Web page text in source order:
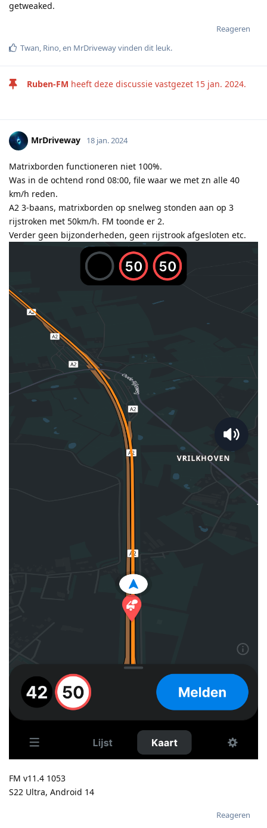
getweaked.
Reageren
Twan, Rino, en MrDrivewayvinden dit leuk.
Ruben-FM heeft deze discussie vastgezet 15 jan. 2024.
MrDriveway 18 jan. 2024
Matrixborden functioneren niet 100%.
Was in de ochtend rond 08:00, file waar we met zn alle 40
km/h reden.
A2 3-baans, matrixborden op snelweg stonden aan op 3
rijstroken met 50km/h. FM toonde er 2.
Verder geen bijzonderheden, geen rijstrook afgesloten etc.
FM v11.4 1053
S22 Ultra, Android 14
Reageren